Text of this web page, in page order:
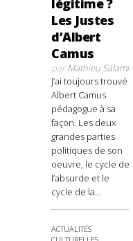
légitime ?
Les Justes
d’Albert
Camus
parMathieu Salami
J’ai toujours trouvé
Albert Camus
pédagogue à sa
façon. Les deux
grandes parties
politiques de son
oeuvre, le cycle de
l’absurde et le
cycle de la...
ACTUALITÉS